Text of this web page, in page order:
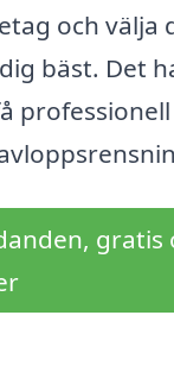
och välja
bäst. Det
gratis